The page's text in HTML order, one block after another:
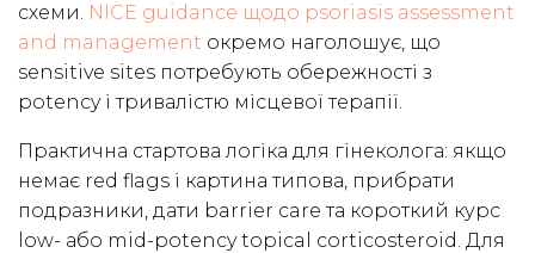
схеми. NICE guidance щодо psoriasis assessment
and management окремо наголошує, що
sensitive sites потребують обережності з
potency і тривалістю місцевої терапії.
Практична стартова логіка для гінеколога: якщо
немає red flags і картина типова, прибрати
подразники, дати barrier care та короткий курс
low- або mid-potency topical corticosteroid. Для